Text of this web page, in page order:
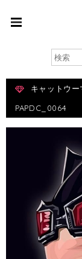
キャットウ
PAPDC_0064